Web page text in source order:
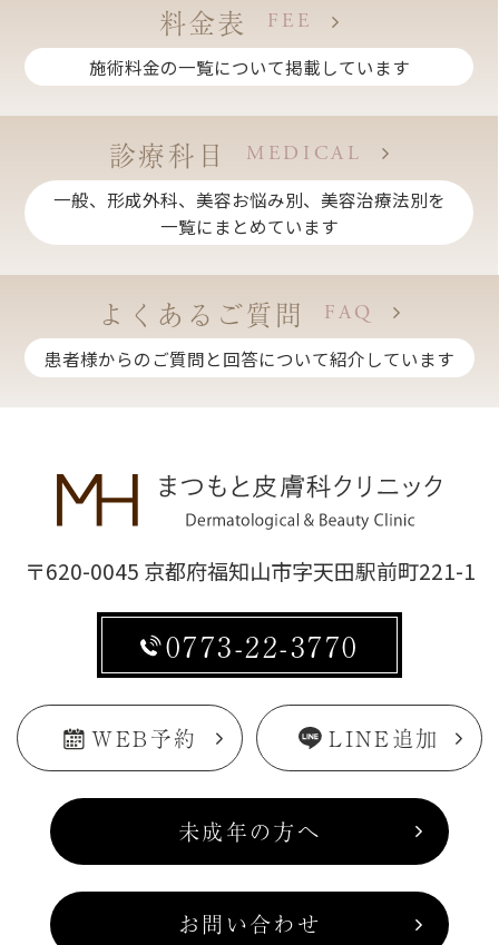
料金表
FEE
施術料金の一覧について掲載しています
診療科目
MEDICAL
一般、形成外科、美容お悩み別、美容治療法別を
一覧にまとめています
よくあるご質問
FAQ
患者様からのご質問と回答について紹介しています
〒620-0045 京都府福知山市字天田駅前町221-1
0773-22-3770
WEB予約 LINE追加
未成年の方へ
お問い合わせ